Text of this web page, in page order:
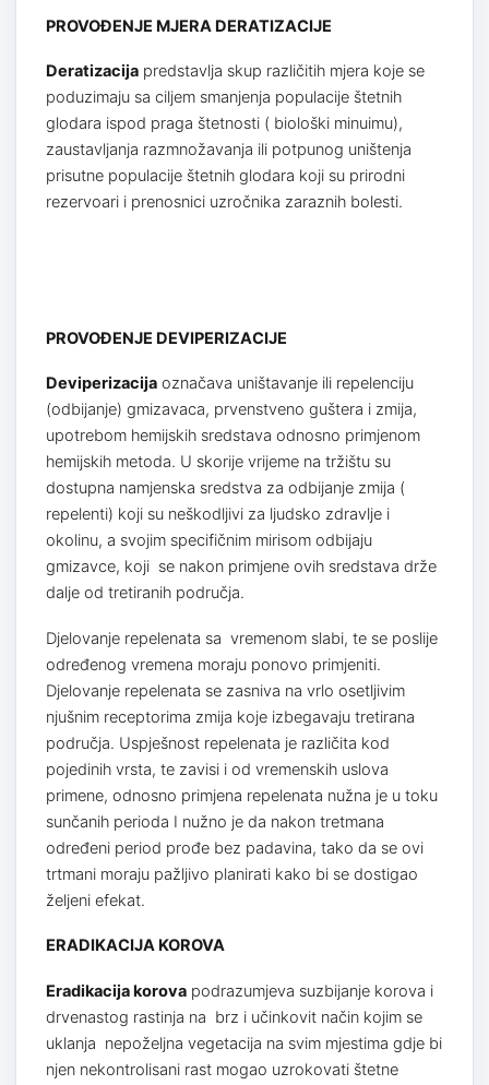
PROVOĐENJE MJERA DERATIZACIJE
Deratizacijapredstavlja skup različitih mjera koje se
poduzimaju sa ciljem smanjenja populacije štetnih
glodara ispod praga štetnosti ( biološki minuimu),
zaustavljanja razmnožavanja ili potpunog uništenja
prisutne populacije štetnih glodara koji su prirodni
rezervoari i prenosnici uzročnika zaraznih bolesti.
PROVOĐENJE DEVIPERIZACIJE
Deviperizacijaoznačava uništavanje ili repelenciju
(odbijanje) gmizavaca, prvenstveno guštera i zmija,
upotrebom hemijskih sredstava odnosno primjenom
hemijskih metoda. U skorije vrijeme na tržištu su
dostupna namjenska sredstva za odbijanje zmija (
repelenti) koji su neškodljivi za ljudsko zdravlje i
okolinu, a svojim specifičnim mirisom odbijaju
gmizavce, koji se nakon primjene ovih sredstava drže
dalje od tretiranih područja.
Djelovanje repelenata sa vremenom slabi, te se poslije
određenog vremena moraju ponovo primjeniti.
Djelovanje repelenata se zasniva na vrlo osetljivim
njušnim receptorima zmija koje izbegavaju tretirana
područja. Uspješnost repelenata je različita kod
pojedinih vrsta, te zavisi i od vremenskih uslova
primene, odnosno primjena repelenata nužna je u toku
sunčanih perioda I nužno je da nakon tretmana
određeni period prođe bez padavina, tako da se ovi
trtmani moraju pažljivo planirati kako bi se dostigao
željeni efekat.
ERADIKACIJA KOROVA
Eradikacija korovapodrazumjeva suzbijanje korova i
drvenastog rastinja na brz i učinkovit način kojim se
uklanja nepoželjna vegetacija na svim mjestima gdje bi
njen nekontrolisani rast mogao uzrokovati štetne